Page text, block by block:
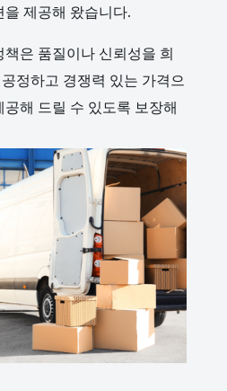
제공해 왔습니다.
은 품질이나 신뢰성을 희
정하고 경쟁력 있는 가격으
해 드릴 수 있도록 보장해